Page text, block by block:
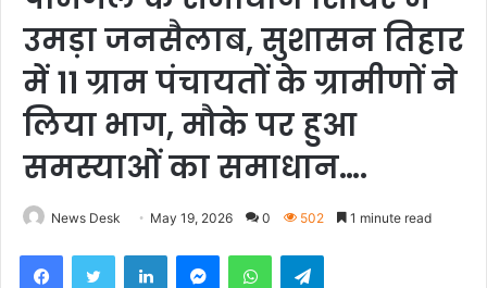
उमड़ा जनसैलाब, सुशासन तिहार
में 11 ग्राम पंचायतों के ग्रामीणों ने
लिया भाग, मौके पर हुआ
समस्याओं का समाधान….
News Desk May 19, 2026 0 502 1 minute read